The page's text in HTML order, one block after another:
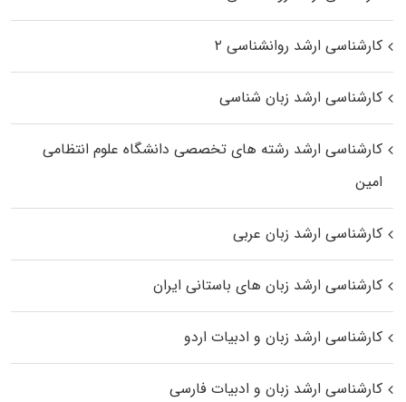
کارشناسی ارشد روانشناسی ۲
کارشناسی ارشد زبان شناسی
کارشناسی ارشد رﺷﺘﻪ ﻫﺎی تخصصی داﻧﺸﮕﺎه ﻋﻠﻮم انتظامی
اﻣﻴﻦ
کارشناسی ارشد زبان عربی
کارشناسی ارشد زبان‌ های باستانی ایران
کارشناسی ارشد زبان و ادبیات اردو
کارشناسی ارشد زبان و ادبیات فارسی